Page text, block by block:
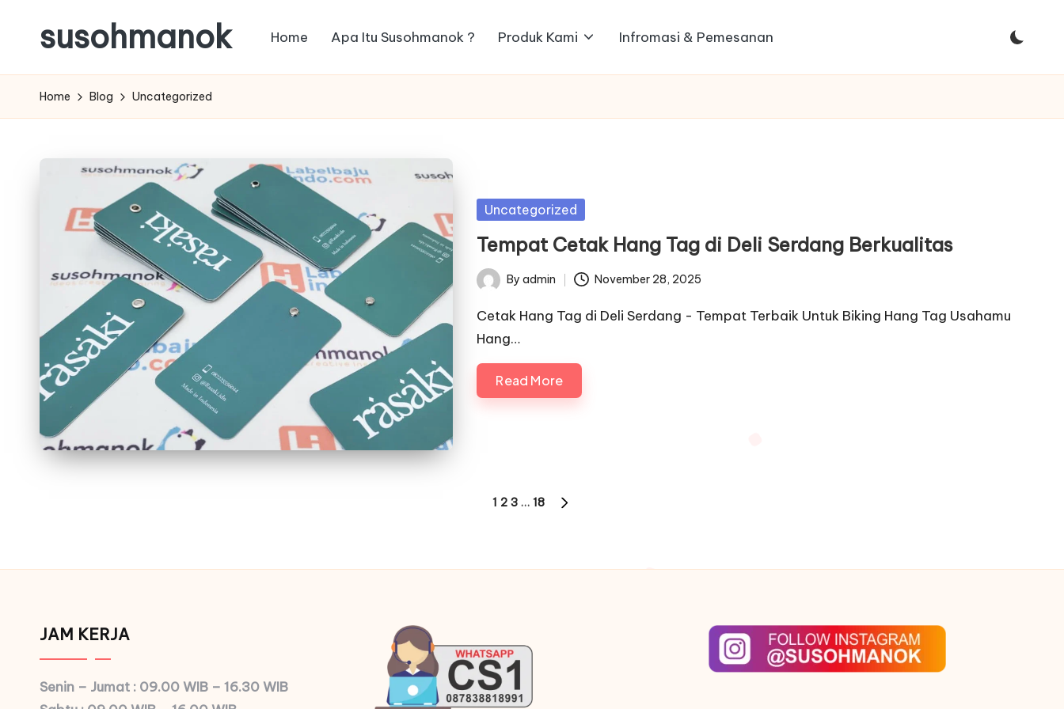
content
susohmanok Home Apa Itu Susohmanok ? Produk Kami Infromasi & Pemesanan
Home Blog Uncategorized
Posted
Uncategorized
Tempat Cetak Hang Tag di Deli Serdang Berkualitas
Posted
by
Byadmin November 28, 2025
Cetak Hang Tag di Deli Serdang - Tempat Terbaik Untuk Biking Hang Tag Usahamu
Hang…
Read More
1 2 3 … 18
JAM KERJA
Senin – Jumat : 09.00 WIB – 16.30 WIB